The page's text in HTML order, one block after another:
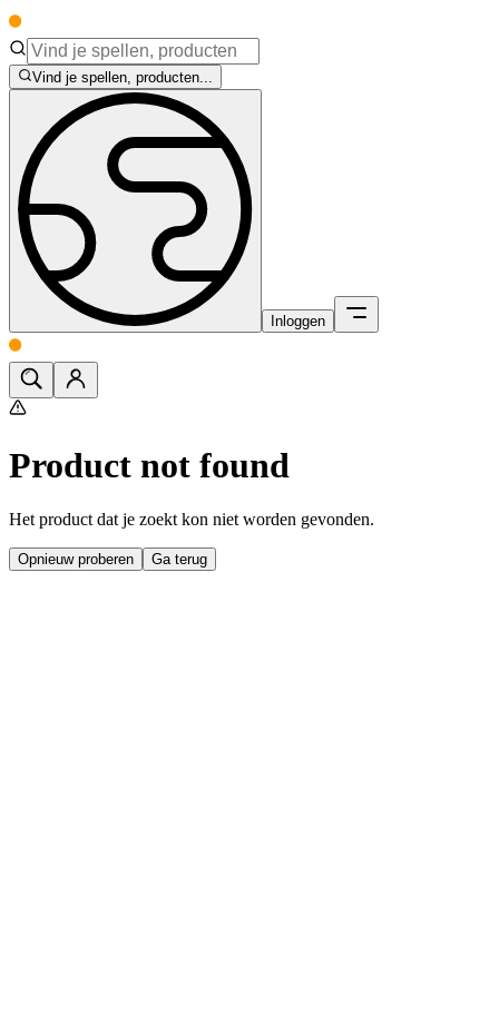
Vind je spellen, producten...
Inloggen
Product not found
Het product dat je zoekt kon niet worden gevonden.
Opnieuw proberen Ga terug